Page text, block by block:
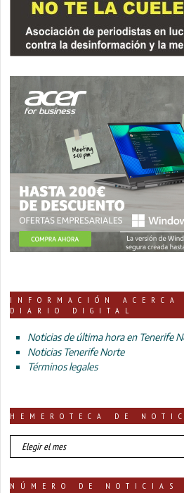
INFORMACIÓN ACERCA
DIARIO DIGITAL
Noticias de última hora en Tenerife
Noticias Tenerife Norte
Términos legales
HEMEROTECA DE
HEMEROTECA
DE
NÚMERO DE NOTICIAS